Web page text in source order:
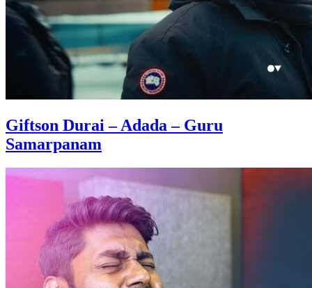
Giftson Durai – Adada – Guru
Samarpanam